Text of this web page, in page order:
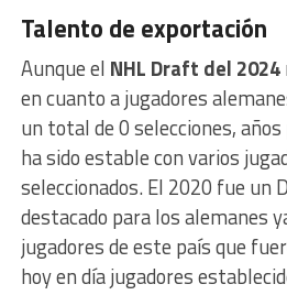
Talento de exportación
Aunque el NHL Draft del 2024
en cuanto a jugadores
un total de 0 selecciones,
ha sido estable con varios
seleccionados. El 2020 fue un
destacado para los alemanes
jugadores de este país que
hoy en día jugadores